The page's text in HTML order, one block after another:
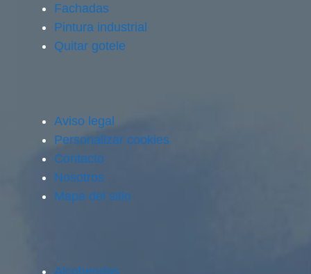
Fachadas
Pintura industrial
Quitar gotele
Aviso legal
Personalizar cookies
Contacto
Nosotros
Mapa del sitio
Alcobendas